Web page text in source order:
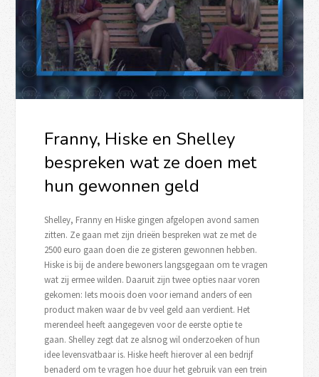
Franny, Hiske en Shelley
bespreken wat ze doen met
hun gewonnen geld
Shelley, Franny en Hiske gingen afgelopen avond samen
zitten. Ze gaan met zijn drieën bespreken wat ze met de
2500 euro gaan doen die ze gisteren gewonnen hebben.
Hiske is bij de andere bewoners langsgegaan om te vragen
wat zij ermee wilden. Daaruit zijn twee opties naar voren
gekomen: Iets moois doen voor iemand anders of een
product maken waar de bv veel geld aan verdient. Het
merendeel heeft aangegeven voor de eerste optie te
gaan. Shelley zegt dat ze alsnog wil onderzoeken of hun
idee levensvatbaar is. Hiske heeft hierover al een bedrijf
benaderd om te vragen hoe duur het gebruik van een trein